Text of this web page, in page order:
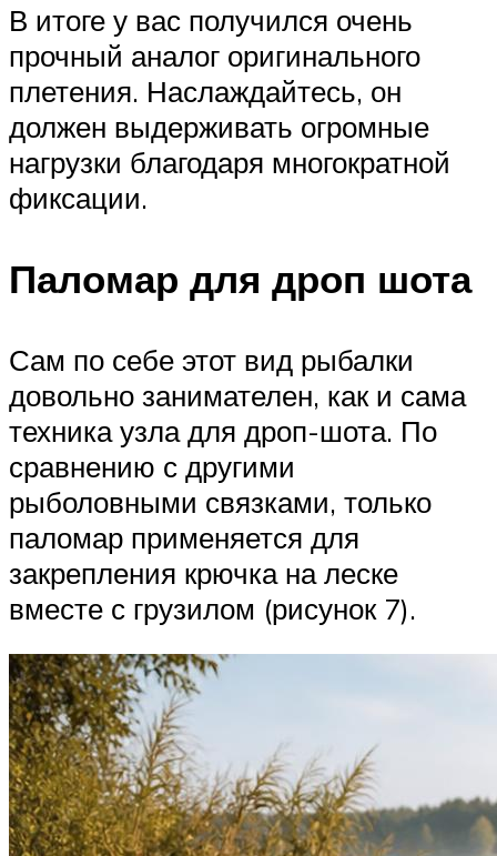
В итоге у вас получился очень
прочный аналог оригинального
плетения. Наслаждайтесь, он
должен выдерживать огромные
нагрузки благодаря многократной
фиксации.
Паломар для дроп шота
Сам по себе этот вид рыбалки
довольно занимателен, как и сама
техника узла для дроп-шота. По
сравнению с другими
рыболовными связками, только
паломар применяется для
закрепления крючка на леске
вместе с грузилом (рисунок 7).